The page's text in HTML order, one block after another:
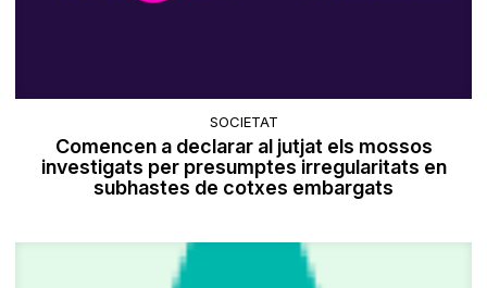
SOCIETAT
Comencen a declarar al jutjat els mossos
investigats per presumptes irregularitats en
subhastes de cotxes embargats